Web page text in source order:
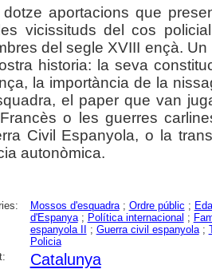
dotze aportacions que
vicissituds del cos
del segle XVIII ençà.
historia: la seva
la importància de la
el paper que van
o les guerres
Civil Espanyola, o la
autonòmica.
Mossos d'esquadra; Ordre públic ;
d'Espanya; Política internacional ;
espanyola II
; Guerra civil espanyola;
Policia
Catalunya